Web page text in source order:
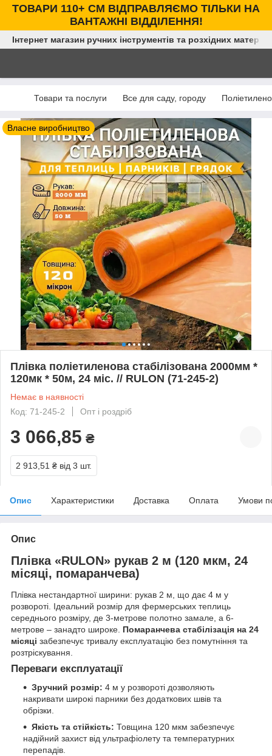
ТОВАРИ 110+ СМ ВІДПРАВЛЯЄМО ТІЛЬКИ НА
ВАНТАЖНІ ВІДДІЛЕННЯ!
Інтернет магазин ручних інструментів та розхідних
Товари та послуги Все для саду, городу
Власне виробництво
Плівка поліетиленова стабілізована 2000мм *
120мк * 50м, 24 міс. // RULON (71-245-2)
Немає в наявності
Код: 71-245-2
Опт і роздріб
3 066,85 ₴
2 913,51 ₴ від 3 шт.
Опис Характеристики Доставка Оплата Умови
Опис
Плівка «RULON» рукав 2 м (120 мкм, 24
місяці, помаранчева)
Плівка нестандартної ширини: рукав 2 м, що дає 4 м у
розвороті. Ідеальний розмір для фермерських теплиць
середнього розміру, де 3-метрове полотно замале, а 6-
метрове – занадто широке. Помаранчева стабілізація на 24
місяці забезпечує тривалу експлуатацію без помутніння та
розтріскування.
Переваги експлуатації
Зручний розмір: 4 м у розвороті дозволяють
накривати широкі парники без додаткових швів та
обрізки.
Якість та стійкість: Товщина 120 мкм забезпечує
надійний захист від ультрафіолету та температурних
перепадів.